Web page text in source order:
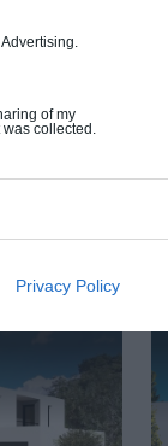
of my
was collected.
Privacy Policy